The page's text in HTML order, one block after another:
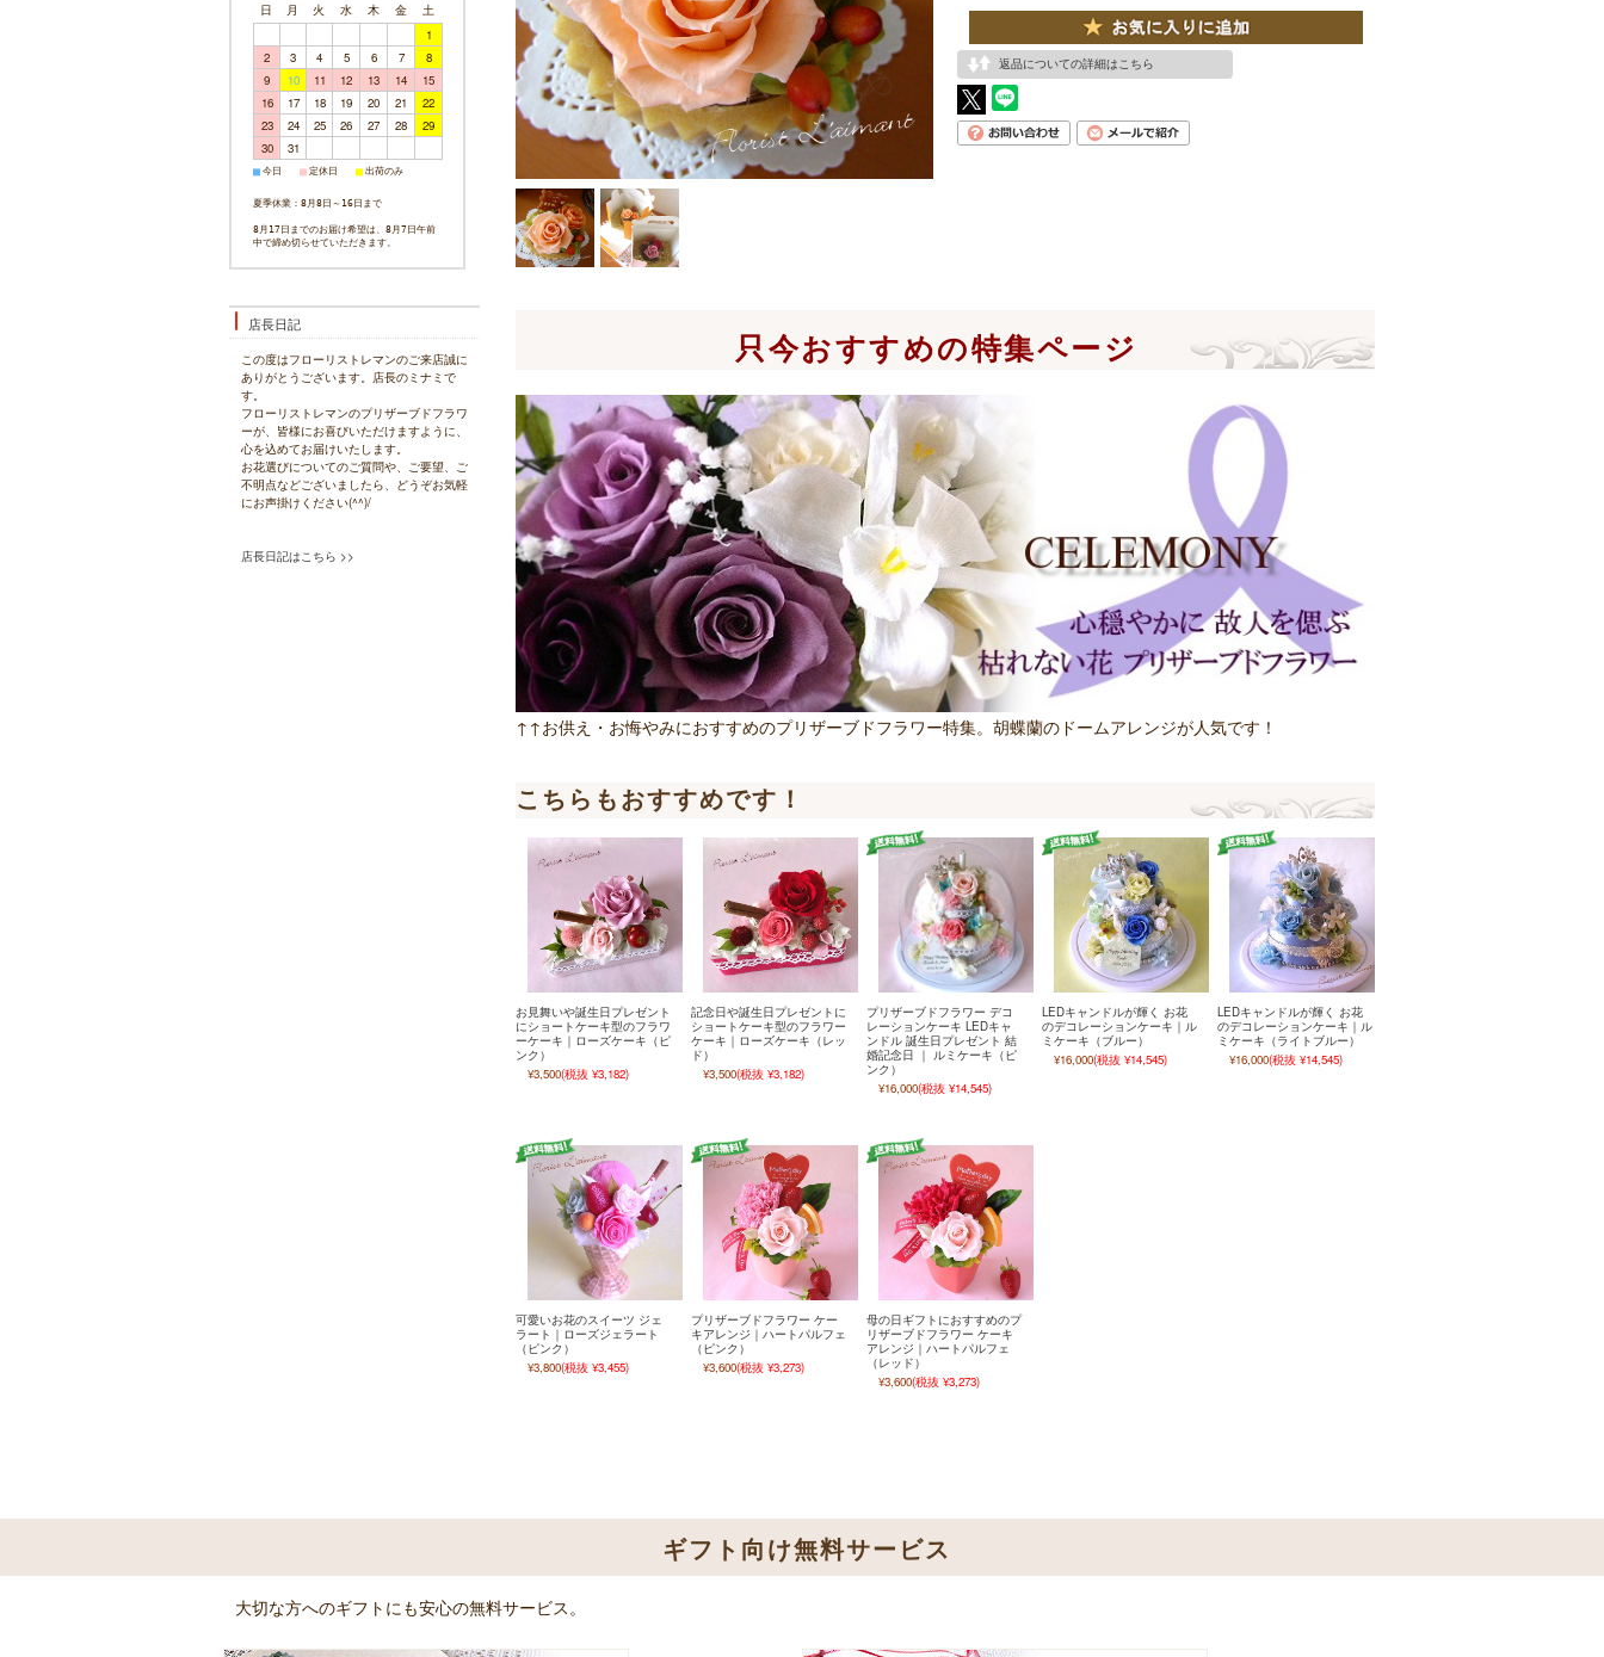
返品についての詳細はこちら
只今おすすめの特集ページ
↑↑お供え・お悔やみにおすすめのプリザーブドフラワー特集。胡蝶蘭のドームアレンジが人気です！
こちらもおすすめです！
お見舞いや誕生日プレゼント
にショートケーキ型のフラワ
ーケーキ｜ローズケーキ（ピ
ンク）
¥3,500(税抜 ¥3,182)
記念日や誕生日プレゼントに
ショートケーキ型のフラワー
ケーキ｜ローズケーキ（レッ
ド）
¥3,500(税抜 ¥3,182)
プリザーブドフラワー デコ
レーションケーキ LEDキャ
ンドル 誕生日プレゼント 結
婚記念日 ｜ ルミケーキ（ピ
ンク）
¥16,000(税抜 ¥14,545)
LEDキャンドルが輝く お花
のデコレーションケーキ｜ル
ミケーキ（ブルー）
¥16,000(税抜 ¥14,545)
LEDキャンドルが輝く お花
のデコレーションケーキ｜ル
ミケーキ（ライトブルー）
¥16,000(税抜 ¥14,545)
可愛いお花のスイーツ ジェ
ラート｜ローズジェラート
（ピンク）
¥3,800(税抜 ¥3,455)
プリザーブドフラワー ケー
キアレンジ｜ハートパルフェ
（ピンク）
¥3,600(税抜 ¥3,273)
母の日ギフトにおすすめのプ
リザーブドフラワー ケーキ
アレンジ｜ハートパルフェ
（レッド）
¥3,600(税抜 ¥3,273)
日 月 火 水 木 金
土
1
2
3 4 5 6 7
8
9
10 11 12 13 14
15
16
17 18 19 20 21
22
23
24 25 26 27 28
29
30
31
■ 今日 ■ 定休日 ■ 出荷のみ
夏季休業：8月8日～16日まで
8月17日までのお届け希望は、8月7日午前
中で締め切らせていただきます。
店長日記
この度はフローリストレマンのご来店誠に
ありがとうございます。店長のミナミで
す。
フローリストレマンのプリザーブドフラワ
ーが、皆様にお喜びいただけますように、
心を込めてお届けいたします。
お花選びについてのご質問や、ご要望、ご
不明点などございましたら、どうぞお気軽
にお声掛けください(^^)/
店長日記はこちら >>
ギフト向け無料サービス
大切な方へのギフトにも安心の無料サービス。